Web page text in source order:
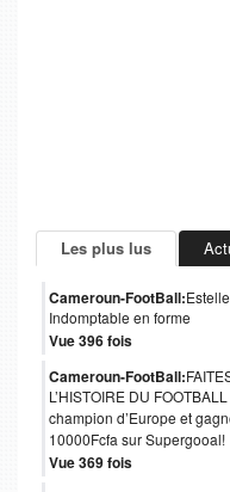
Les plus lus
Cameroun-FootBall:
Indomptable en forme
Vue 396 fois
Cameroun-FootBall:
L’HISTOIRE DU
champion d’Europe et
10000Fcfa sur Supergooal!
Vue 369 fois